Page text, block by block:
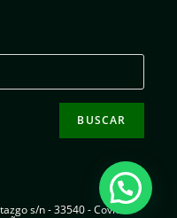
BUSCAR
s/n - 33540 - Coviella -